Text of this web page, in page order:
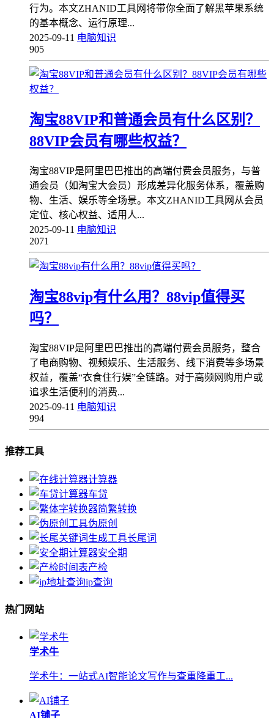
行为。本文ZHANID工具网将带你全面了解黑苹果系统
的基本概念、运行原理...
2025-09-11 电脑知识
905
淘宝88VIP和普通会员有什么区别？
88VIP会员有哪些权益？
淘宝88VIP是阿里巴巴推出的高端付费会员服务，与普
通会员（如淘宝大会员）形成差异化服务体系，覆盖购
物、生活、娱乐等全场景。本文ZHANID工具网从会员
定位、核心权益、适用人...
2025-09-11 电脑知识
2071
淘宝88vip有什么用？88vip值得买
吗？
淘宝88VIP是阿里巴巴推出的高端付费会员服务，整合
了电商购物、视频娱乐、生活服务、线下消费等多场景
权益，覆盖“衣食住行娱”全链路。对于高频网购用户或
追求生活便利的消费...
2025-09-11 电脑知识
994
推荐工具
计算器
车贷
简繁转换
伪原创
长尾词
安全期
产检
ip查询
热门网站
学术牛
学术牛：一站式AI智能论文写作与查重降重工...
AI铺子